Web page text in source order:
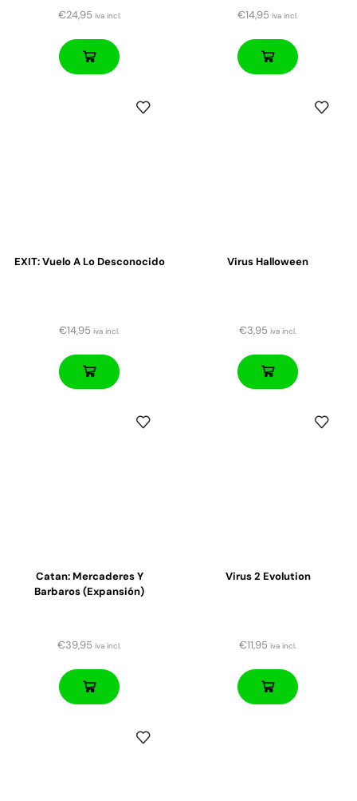
€24,95 iva incl. €14,95 iva incl.
EXIT: Vuelo A Lo Desconocido
€14,95 iva incl.
Virus Halloween
€3,95 iva incl.
Catan: Mercaderes Y
Barbaros (expansión)
€39,95 iva incl.
Virus 2 Evolution
€11,95 iva incl.